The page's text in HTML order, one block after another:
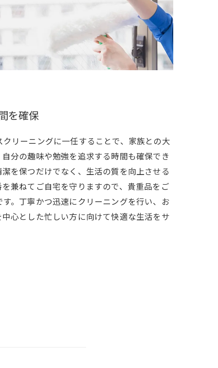
を確保
リーニングに一任することで、家族との大
分の趣味や勉強を追求する時間も確保でき
を保つだけでなく、生活の質を向上させる
兼ねてご自宅を守りますので、貴重品をご
。丁寧かつ迅速にクリーニングを行い、お
心とした忙しい方に向けて快適な生活をサ